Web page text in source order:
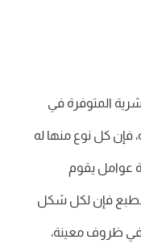
المتوفرة في
فإن كل نوع منها له
عوامل يقوم
فإن لكل شكل
في ظروف معينة،